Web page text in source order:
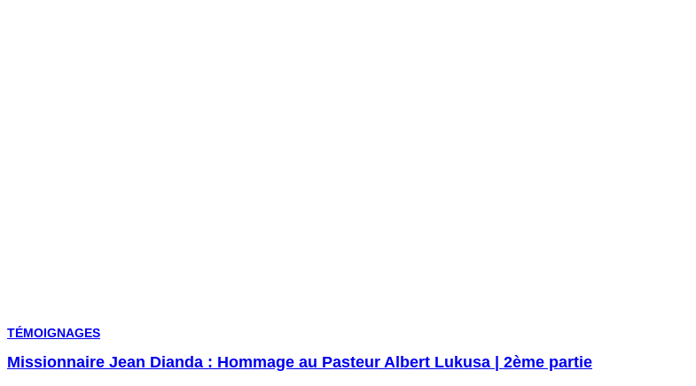
TÉMOIGNAGES
Missionnaire Jean Dianda : Hommage au Pasteur Albert Lukusa | 2ème partie